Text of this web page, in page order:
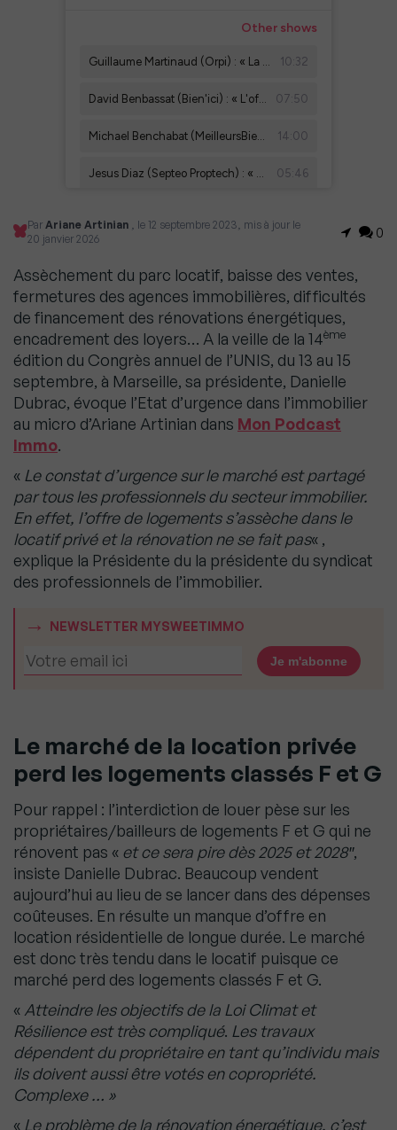
ParAriane Artinian , le 12 septembre 2023, mis à jour le
20 janvier 2026
0
Assèchement du parc locatif, baisse des ventes,
fermetures des agences immobilières, difficultés
de financement des rénovations énergétiques,
encadrement des loyers… A la veille de la 14ème
édition du Congrès annuel de l’UNIS, du 13 au 15
septembre, à Marseille, sa présidente, Danielle
Dubrac, évoque l’Etat d’urgence dans l’immobilier
au micro d’Ariane Artinian dans Mon Podcast
Immo.
« Le constat d’urgence sur le marché est partagé
par tous les professionnels du secteur immobilier.
En effet, l’offre de logements s’assèche dans le
locatif privé et la rénovation ne se fait pas« ,
explique la Présidente du la présidente du syndicat
des professionnels de l’immobilier.
NEWSLETTER MYSWEETIMMO
Le marché de la location privée
perd les logements classés F et G
Pour rappel : l’interdiction de louer pèse sur les
propriétaires/bailleurs de logements F et G qui ne
rénovent pas « et ce sera pire dès 2025 et 2028″,
insiste Danielle Dubrac. Beaucoup vendent
aujourd’hui au lieu de se lancer dans des dépenses
coûteuses. En résulte un manque d’offre en
location résidentielle de longue durée. Le marché
est donc très tendu dans le locatif puisque ce
marché perd des logements classés F et G.
« Atteindre les objectifs de la Loi Climat et
Résilience est très compliqué. Les travaux
dépendent du propriétaire en tant qu’individu mais
ils doivent aussi être votés en copropriété.
Complexe … »
« Le problème de la rénovation énergétique, c’est